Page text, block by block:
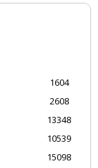
1604
2608
13348
10539
15098